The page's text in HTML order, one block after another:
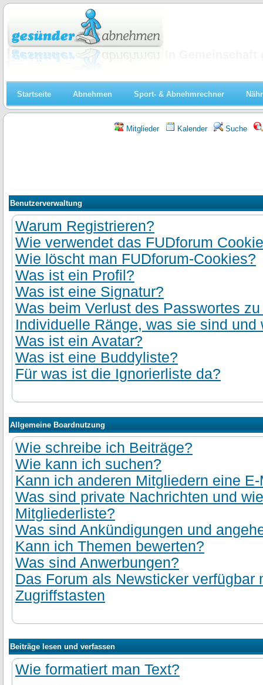
Startseite Abnehmen Sport- & Abnehmrechner
Mitglieder Kalender Suche
Benutzerverwaltung
Warum Registrieren?
Wie verwendet das FUDforum
Wie löscht man FUDforum-Cookies?
Was ist ein Profil?
Was ist eine Signatur?
Was beim Verlust des Passwortes
Individuelle Ränge, was sie sind und
Was ist ein Avatar?
Was ist eine Buddyliste?
Für was ist die Ignorierliste da?
Allgemeine Boardnutzung
Wie schreibe ich Beiträge?
Wie kann ich suchen?
Kann ich anderen Mitgliedern eine
Was sind private Nachrichten und
Mitgliederliste?
Was sind Ankündigungen und
Kann ich Themen bewerten?
Was sind Anwerbungen?
Das Forum als Newsticker verfügbar
Zugriffstasten
Beiträge lesen und verfassen
Wie formatiert man Text?